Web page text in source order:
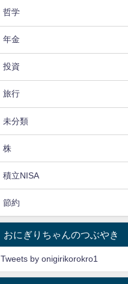
哲学
年金
投資
旅行
未分類
株
積立NISA
節約
おにぎりちゃんのつぶやき
Tweets by onigirikorokro1